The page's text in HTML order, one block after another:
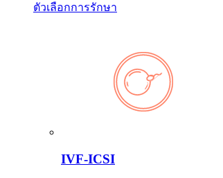
ตัวเลือกการรักษา
IVF-ICSI